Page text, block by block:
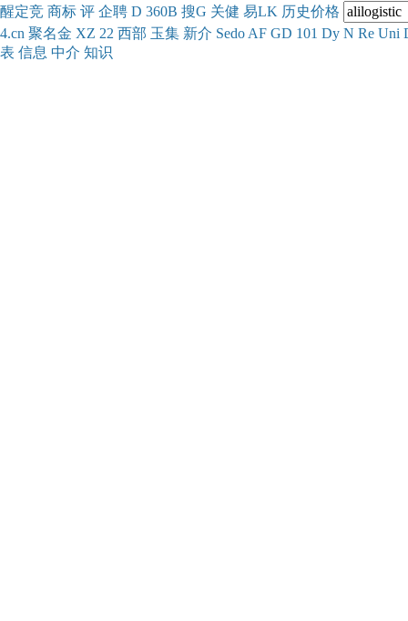
醒定竞 商标 评 企聘 D 360B 搜G 关健 易LK 历史价格
4.cn 聚名金 XZ 22 西部 玉集 新介 Sedo AF GD 101 Dy N Re Uni
表 信息 中介 知识